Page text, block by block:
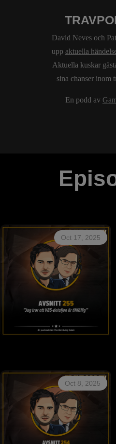
David Neves och
upp aktuella
Aktuella kuskar
sina chanser inom
En podd av
Oct 17, 2025
Oct 8, 2025